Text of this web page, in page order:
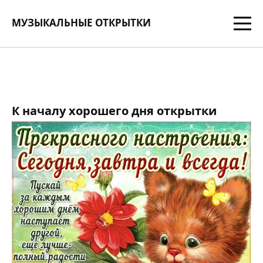
МУЗЫКАЛЬНЫЕ ОТКРЫТКИ
К началу хорошего дня открытки